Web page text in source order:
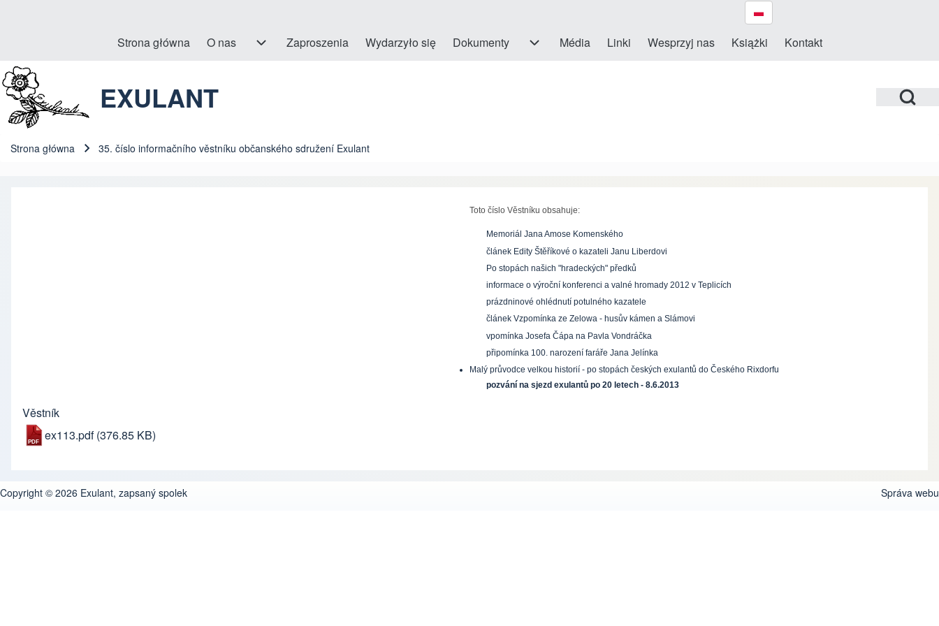
Close search
Hlavní navigace
Strona główna O nas
O nas sub-navigationZaproszenia Wydarzyło się Dokumenty
Dokumenty sub-navigation
Média Linki Wesprzyj nas Książki Kontakt
Open Search
EXULANT
Strona główna 35. číslo informačního věstníku občanského sdružení Exulant
Toto číslo Věstníku obsahuje:
Memoriál Jana Amose Komenského
článek Edity Štěříkové o kazateli Janu Liberdovi
Po stopách našich "hradeckých" předků
informace o výroční konferenci a valné hromady 2012 v Teplicích
prázdninové ohlédnutí potulného kazatele
článek Vzpomínka ze Zelowa - husův kámen a Slámovi
vpomínka Josefa Čápa na Pavla Vondráčka
připomínka 100. narození faráře Jana Jelínka
Malý průvodce velkou historií - po stopách českých exulantů do Českého Rixdorfu
pozvání na sjezd exulantů po 20 letech - 8.6.2013
Věstník
ex113.pdf (376.85 KB)
Copyright © 2026 Exulant, zapsaný spolek Správa webu